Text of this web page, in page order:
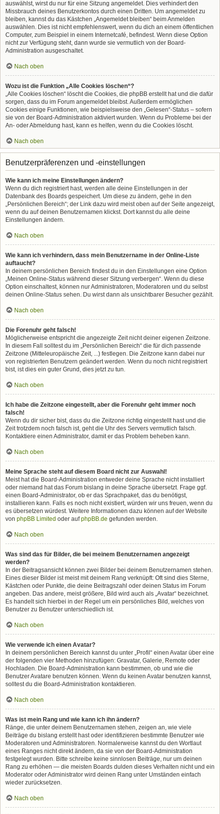
auswählst, wirst du nur für eine Sitzung angemeldet. Dies verhindert den
Missbrauch deines Benutzerkontos durch einen Dritten. Um angemeldet zu
bleiben, kannst du das Kästchen „Angemeldet bleiben“ beim Anmelden
auswählen. Dies ist nicht empfehlenswert, wenn du dich an einem öffentlichen
Computer, zum Beispiel in einem Internetcafé, befindest. Wenn diese Option
nicht zur Verfügung steht, dann wurde sie vermutlich von der Board-
Administration ausgeschaltet.
Nach oben
Wozu ist die Funktion „Alle Cookies löschen“?
„Alle Cookies löschen“ löscht die Cookies, die phpBB erstellt hat und die dafür
sorgen, dass du im Forum angemeldet bleibst. Außerdem ermöglichen
Cookies einige Funktionen, wie beispielsweise den „Gelesen“-Status – sofern
sie von der Board-Administration aktiviert wurden. Wenn du Probleme bei der
An- oder Abmeldung hast, kann es helfen, wenn du die Cookies löscht.
Nach oben
Benutzerpräferenzen und -einstellungen
Wie kann ich meine Einstellungen ändern?
Wenn du dich registriert hast, werden alle deine Einstellungen in der
Datenbank des Boards gespeichert. Um diese zu ändern, gehe in den
„Persönlichen Bereich“; der Link dazu wird meist oben auf der Seite angezeigt,
wenn du auf deinen Benutzernamen klickst. Dort kannst du alle deine
Einstellungen ändern.
Nach oben
Wie kann ich verhindern, dass mein Benutzername in der Online-Liste
auftaucht?
In deinem persönlichen Bereich findest du in den Einstellungen eine Option
„Meinen Online-Status während dieser Sitzung verbergen“. Wenn du diese
Option einschaltest, können nur Administratoren, Moderatoren und du selbst
deinen Online-Status sehen. Du wirst dann als unsichtbarer Besucher gezählt.
Nach oben
Die Forenuhr geht falsch!
Möglicherweise entspricht die angezeigte Zeit nicht deiner eigenen Zeitzone.
In diesem Fall solltest du im „Persönlichen Bereich“ die für dich passende
Zeitzone (Mitteleuropäische Zeit, ...) festlegen. Die Zeitzone kann dabei nur
von registrierten Benutzern geändert werden. Wenn du noch nicht registriert
bist, ist dies ein guter Grund, dies jetzt zu tun.
Nach oben
Ich habe die Zeitzone eingestellt, aber die Forenuhr geht immer noch
falsch!
Wenn du dir sicher bist, dass du die Zeitzone richtig eingestellt hast und die
Zeit trotzdem noch falsch ist, geht die Uhr des Servers vermutlich falsch.
Kontaktiere einen Administrator, damit er das Problem beheben kann.
Nach oben
Meine Sprache steht auf diesem Board nicht zur Auswahl!
Meist hat die Board-Administration entweder deine Sprache nicht installiert
oder niemand hat das Forum bislang in deine Sprache übersetzt. Frage ggf.
einen Board-Administrator, ob er das Sprachpaket, das du benötigst,
installieren kann. Falls es noch nicht existiert, würden wir uns freuen, wenn du
es übersetzen würdest. Weitere Informationen dazu können auf der Website
von phpBB Limited oder aufphpBB.de gefunden werden.
Nach oben
Was sind das für Bilder, die bei meinem Benutzernamen angezeigt
werden?
In der Beitragsansicht können zwei Bilder bei deinem Benutzernamen stehen.
Eines dieser Bilder ist meist mit deinem Rang verknüpft: Oft sind dies Sterne,
Kästchen oder Punkte, die deine Beitragszahl oder deinen Status im Forum
angeben. Das andere, meist größere, Bild wird auch als „Avatar“ bezeichnet.
Es handelt sich hierbei in der Regel um ein persönliches Bild, welches von
Benutzer zu Benutzer unterschiedlich ist.
Nach oben
Wie verwende ich einen Avatar?
In deinem persönlichen Bereich kannst du unter „Profil“ einen Avatar über eine
der folgenden vier Methoden hinzufügen: Gravatar, Galerie, Remote oder
Hochladen. Die Board-Administration kann bestimmen, ob und wie die
Benutzer Avatare benutzen können. Wenn du keinen Avatar benutzen kannst,
solltest du die Board-Administration kontaktieren.
Nach oben
Was ist mein Rang und wie kann ich ihn ändern?
Ränge, die unter deinem Benutzernamen stehen, zeigen an, wie viele
Beiträge du bislang erstellt hast oder identifizieren bestimmte Benutzer wie
Moderatoren und Administratoren. Normalerweise kannst du den Wortlaut
eines Ranges nicht direkt ändern, da sie von der Board-Administration
festgelegt wurden. Bitte schreibe keine sinnlosen Beiträge, nur um deinen
Rang zu erhöhen — die meisten Boards dulden dieses Verhalten nicht und ein
Moderator oder Administrator wird deinen Rang unter Umständen einfach
wieder zurücksetzen.
Nach oben